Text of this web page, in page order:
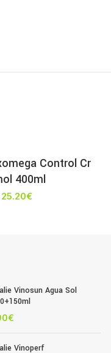
Control Cr
400ml
25.20€
Vinosun Agua Sol
€
Vinoperf